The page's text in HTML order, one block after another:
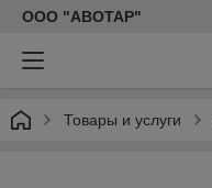
ООО "АВОТАР"
Товары и услуги